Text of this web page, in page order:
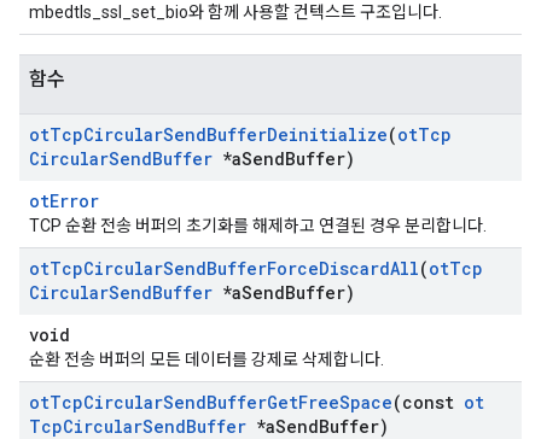
mbedtls_ssl_set_bio와 함께 사용할 컨텍스트 구조입니다.
함수
otTcpCircularSendBufferDeinitialize(otTcp
CircularSendBuffer *aSendBuffer)
otError
TCP 순환 전송 버퍼의 초기화를 해제하고 연결된 경우 분리합니다.
otTcpCircularSendBufferForceDiscardAll(otTcp
CircularSendBuffer *aSendBuffer)
void
순환 전송 버퍼의 모든 데이터를 강제로 삭제합니다.
otTcpCircularSendBufferGetFreeSpace(const ot
TcpCircularSendBuffer *aSendBuffer)